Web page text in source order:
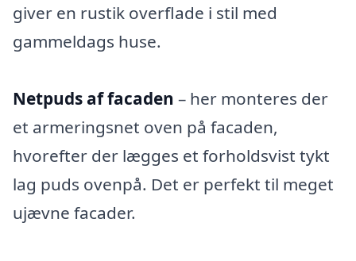
giver en rustik overflade i stil med
gammeldags huse.
Netpuds af facaden – her monteres der
et armeringsnet oven på facaden,
hvorefter der lægges et forholdsvist tykt
lag puds ovenpå. Det er perfekt til meget
ujævne facader.